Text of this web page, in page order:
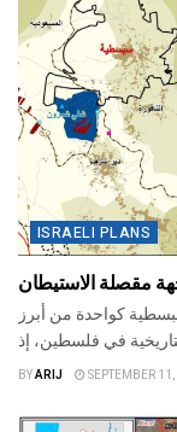
ISRAELI PLANS
مقصلة الاستيطان
كواحدة من أبرز
BYARIJ SEPTEMBER